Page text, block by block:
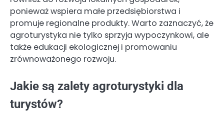
ponieważ wspiera małe przedsiębiorstwa i
promuje regionalne produkty. Warto zaznaczyć, że
agroturystyka nie tylko sprzyja wypoczynkowi, ale
także edukacji ekologicznej i promowaniu
zrównoważonego rozwoju.
Jakie są zalety agroturystyki dla
turystów?